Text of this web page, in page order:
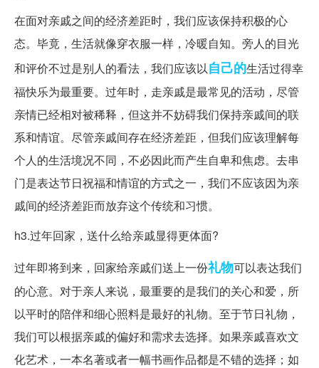
在面对亲戚之间的经济差距时，我们应该保持积极的心
态。毕竟，生活就像穿衣服一样，冷暖自知。旁人的目光
和评价不过是别人的看法，我们应该以自己的生活过得幸
福快乐为最重要。过年时，走亲戚是最常见的活动，尽管
亲情已经相对被稀释，但这并不妨碍我们保持亲戚间的联
系和情谊。尽管亲戚间存在经济差距，但我们应该理解每
个人的生活境况不同，不必因此而产生自卑和焦虑。去串
门是表达节日祝福和情谊的方式之一，我们不应该因为亲
戚间的经济差距而放弃这个传统和习惯。
h3.过年回家，送什么给亲戚显得更体面?
过年即将到来，回家给亲戚们送上一份礼物可以表达我们
的心意。对于亲人来说，最重要的是我们的关心和爱，所
以平时的陪伴和细心照料是最好的礼物。至于节日礼物，
我们可以根据亲戚的偏好和需求去选择。如果亲戚喜欢文
化艺术，一本名著或者一幅书画作品都是不错的选择；如